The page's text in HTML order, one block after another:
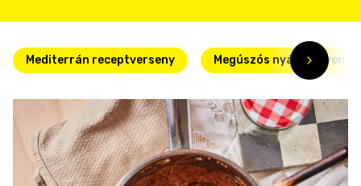
Mediterrán receptverseny Megúszós nyári